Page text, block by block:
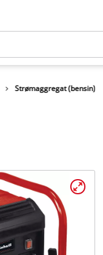
Strømaggregat (bensin)